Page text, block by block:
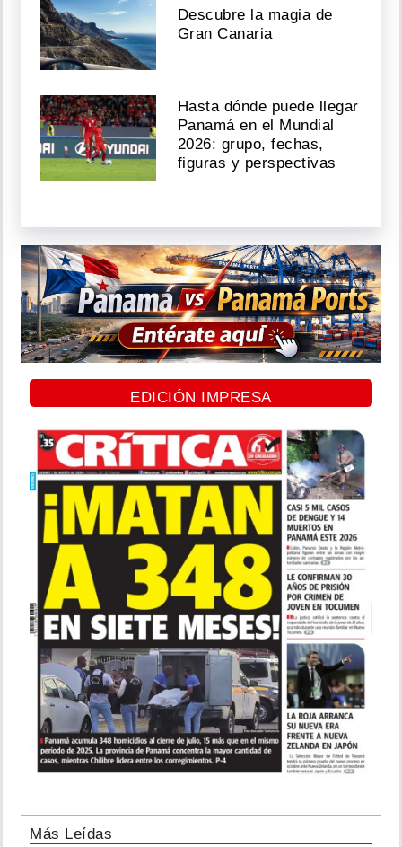
Descubre la magia de
Gran Canaria
Hasta dónde puede llegar
Panamá en el Mundial
2026: grupo, fechas,
figuras y perspectivas
EDICIÓN IMPRESA
Más Leídas